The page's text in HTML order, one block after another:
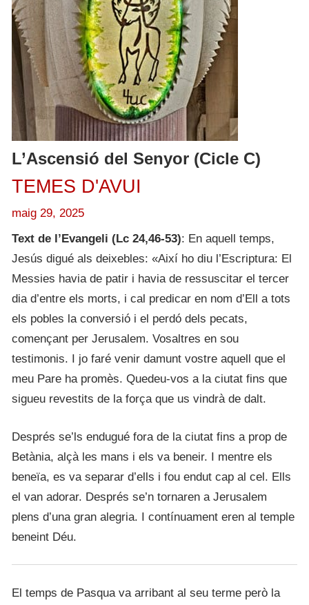
L’Ascensió del Senyor (Cicle C)
TEMES D'AVUI
maig 29, 2025
Text de l’Evangeli (Lc 24,46-53): En aquell temps,
Jesús digué als deixebles: «Així ho diu l’Escriptura: El
Messies havia de patir i havia de ressuscitar el tercer
dia d’entre els morts, i cal predicar en nom d’Ell a tots
els pobles la conversió i el perdó dels pecats,
començant per Jerusalem. Vosaltres en sou
testimonis. I jo faré venir damunt vostre aquell que el
meu Pare ha promès. Quedeu-vos a la ciutat fins que
sigueu revestits de la força que us vindrà de dalt.
Després se’ls endugué fora de la ciutat fins a prop de
Betània, alçà les mans i els va beneir. I mentre els
beneïa, es va separar d’ells i fou endut cap al cel. Ells
el van adorar. Després se’n tornaren a Jerusalem
plens d’una gran alegria. I contínuament eren al temple
beneint Déu.
El temps de Pasqua va arribant al seu terme però la